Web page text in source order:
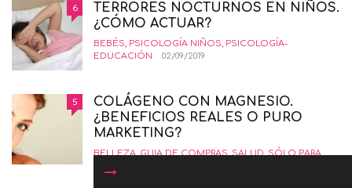
6
TERRORES NOCTURNOS EN NIÑOS.
¿CÓMO ACTUAR?
BEBÉS, PSICOLOGÍA NIÑOS, PSICOLOGÍA-
EDUCACIÓN
02/09/2019
5
COLÁGENO CON MAGNESIO.
¿BENEFICIOS REALES O PURO
MARKETING?
BELLEZA,GUIA DE COMPRAS,SALUD,SÓLO PARA